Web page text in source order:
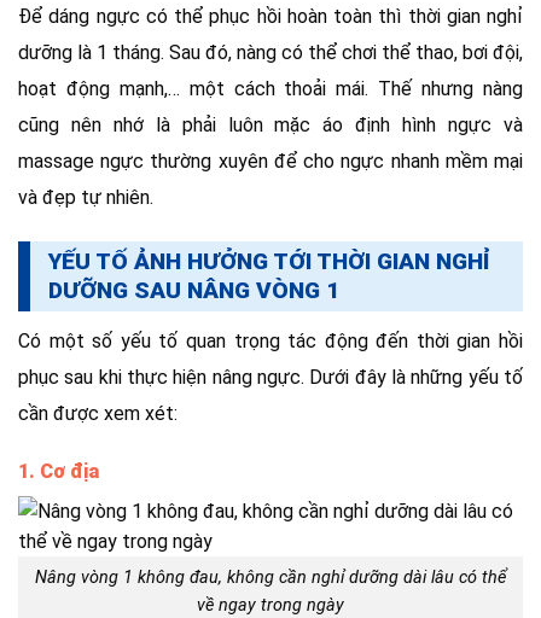
Để dáng ngực có thể phục hồi hoàn toàn thì thời gian nghỉ
dưỡng là 1 tháng. Sau đó, nàng có thể chơi thể thao, bơi đội,
hoạt động mạnh,… một cách thoải mái. Thế nhưng nàng
cũng nên nhớ là phải luôn mặc áo định hình ngực và
massage ngực thường xuyên để cho ngực nhanh mềm mại
và đẹp tự nhiên.
YẾU TỐ ẢNH HƯỞNG TỚI THỜI GIAN NGHỈ
DƯỠNG SAU NÂNG VÒNG 1
Có một số yếu tố quan trọng tác động đến thời gian hồi
phục sau khi thực hiện nâng ngực. Dưới đây là những yếu tố
cần được xem xét:
1. Cơ địa
Nâng vòng 1 không đau, không cần nghỉ dưỡng dài lâu có thể
về ngay trong ngày